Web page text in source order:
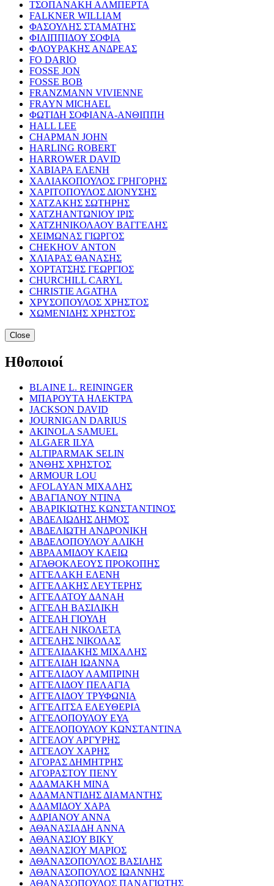
ΤΣΟΠΑΝΑΚΗ ΑΛΜΠΕΡΤΑ
FALKNER WILLIAM
ΦΑΣΟΥΛΗΣ ΣΤΑΜΑΤΗΣ
ΦΙΛΙΠΠΙΔΟΥ ΣΟΦΙΑ
ΦΛΟΥΡΑΚΗΣ ΑΝΔΡΕΑΣ
FO DARIO
FOSSE JON
FOSSE BOB
FRANZMANN VIVIENNE
FRAYN MICHAEL
ΦΩΤΙΔΗ ΣΟΦΙΑΝΑ-ΑΝΘΙΠΠΗ
HALL LEE
CHAPMAN JOHN
HARLING ROBERT
HARROWER DAVID
ΧΑΒΙΑΡΑ ΕΛΕΝΗ
ΧΑΛΙΑΚΟΠΟΥΛΟΣ ΓΡΗΓΟΡΗΣ
ΧΑΡΙΤΟΠΟΥΛΟΣ ΔΙΟΝΥΣΗΣ
ΧΑΤΖΑΚΗΣ ΣΩΤΗΡΗΣ
ΧΑΤΖΗΑΝΤΩΝΙΟΥ ΙΡΙΣ
ΧΑΤΖΗΝΙΚΟΛΑΟΥ ΒΑΓΓΕΛΗΣ
ΧΕΙΜΩΝΑΣ ΓΙΩΡΓΟΣ
CHEKHOV ANTON
ΧΛΙΑΡΑΣ ΘΑΝΑΣΗΣ
ΧΟΡΤΑΤΣΗΣ ΓΕΩΡΓΙΟΣ
CHURCHILL CARYL
CHRISTIE AGATHA
ΧΡΥΣΟΠΟΥΛΟΣ ΧΡΗΣΤΟΣ
ΧΩΜΕΝΙΔΗΣ ΧΡΗΣΤΟΣ
Close
Ηθοποιοί
BLAINE L. REININGER
ΜΠΑΡΟΥΤΑ ΗΛΕΚΤΡΑ
JACKSON DAVID
JOURNIGAN DARIUS
AKINOLA SAMUEL
ALGAER ILYA
ALTIPARMAK SELIN
ΆΝΘΗΣ ΧΡΗΣΤΟΣ
ARMOUR LOU
AFOLAYAN ΜΙΧΑΛΗΣ
ΑΒΑΓΙΑΝΟΥ ΝΤΙΝΑ
ΑΒΑΡΙΚΙΩΤΗΣ ΚΩΝΣΤΑΝΤΙΝΟΣ
ΑΒΔΕΛΙΩΔΗΣ ΔΗΜΟΣ
ΑΒΔΕΛΙΩΤΗ ΑΝΔΡΟΝΙΚΗ
ΑΒΔΕΛΟΠΟΥΛΟΥ ΑΛΙΚΗ
ΑΒΡΑΑΜΙΔΟΥ ΚΛΕΙΩ
ΑΓΑΘΟΚΛΕΟΥΣ ΠΡΟΚΟΠΗΣ
ΑΓΓΕΛΑΚΗ ΕΛΕΝΗ
ΑΓΓΕΛΑΚΗΣ ΛΕΥΤΕΡΗΣ
ΑΓΓΕΛΑΤΟΥ ΔΑΝΑΗ
ΑΓΓΕΛΗ ΒΑΣΙΛΙΚΗ
ΑΓΓΕΛΗ ΓΙΟΥΛΗ
ΑΓΓΕΛΗ ΝΙΚΟΛΕΤΑ
ΑΓΓΕΛΗΣ ΝΙΚΟΛΑΣ
ΑΓΓΕΛΙΔΑΚΗΣ ΜΙΧΑΛΗΣ
ΑΓΓΕΛΙΔΗ ΙΩΑΝΝΑ
ΑΓΓΕΛΙΔΟΥ ΛΑΜΠΡΙΝΗ
ΑΓΓΕΛΙΔΟΥ ΠΕΛΑΓΙΑ
ΑΓΓΕΛΙΔΟΥ ΤΡΥΦΩΝΙΑ
ΑΓΓΕΛΙΤΣΑ ΕΛΕΥΘΕΡΙΑ
ΑΓΓΕΛΟΠΟΥΛΟΥ ΕΥΑ
ΑΓΓΕΛΟΠΟΥΛΟΥ ΚΩΝΣΤΑΝΤΙΝΑ
ΑΓΓΕΛΟΥ ΑΡΓΥΡΗΣ
ΑΓΓΕΛΟΥ ΧΑΡΗΣ
ΑΓΟΡΑΣ ΔΗΜΗΤΡΗΣ
ΑΓΟΡΑΣΤΟΥ ΠΕΝΥ
ΑΔΑΜΑΚΗ ΜΙΝΑ
ΑΔΑΜΑΝΤΙΔΗΣ ΔΙΑΜΑΝΤΗΣ
ΑΔΑΜΙΔΟΥ ΧΑΡΑ
ΑΔΡΙΑΝΟΥ ΑΝΝΑ
ΑΘΑΝΑΣΙΑΔΗ ΑΝΝΑ
ΑΘΑΝΑΣΙΟΥ ΒΙΚΥ
ΑΘΑΝΑΣΙΟΥ ΜΑΡΙΟΣ
ΑΘΑΝΑΣΟΠΟΥΛΟΣ ΒΑΣΙΛΗΣ
ΑΘΑΝΑΣΟΠΟΥΛΟΣ ΙΩΑΝΝΗΣ
ΑΘΑΝΑΣΟΠΟΥΛΟΣ ΠΑΝΑΓΙΩΤΗΣ